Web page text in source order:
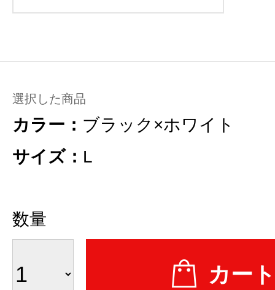
選択した商品
カラー： ブラック×ホワイト
サイズ： L
数量